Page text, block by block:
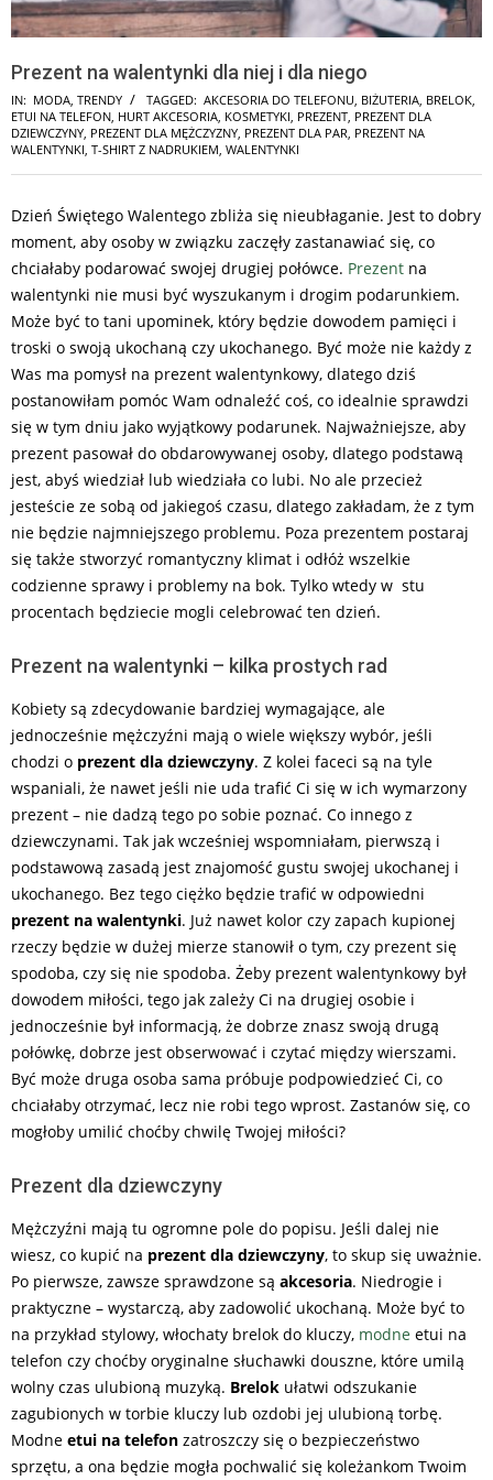
Prezent na walentynki dla niej i dla niego
IN: MODA TRENDY TAGGED: AKCESORIA DO TELEFONU BIŻUTERIA BRELOK
ETUI NA TELEFON HURT AKCESORIA KOSMETYKI PREZENT PREZENT DLA
DZIEWCZYNY PREZENT DLA MĘŻCZYZNY PREZENT DLA PAR PREZENT NA
WALENTYNKI T-SHIRT Z NADRUKIEM WALENTYNKI
Dzień Świętego Walentego zbliża się nieubłaganie. Jest to dobry
moment, aby osoby w związku zaczęły zastanawiać się, co
chciałaby podarować swojej drugiej połówce. Prezent na
walentynki nie musi być wyszukanym i drogim podarunkiem.
Może być to tani upominek, który będzie dowodem pamięci i
troski o swoją ukochaną czy ukochanego. Być może nie każdy z
Was ma pomysł na prezent walentynkowy, dlatego dziś
postanowiłam pomóc Wam odnaleźć coś, co idealnie sprawdzi
się w tym dniu jako wyjątkowy podarunek. Najważniejsze, aby
prezent pasował do obdarowywanej osoby, dlatego podstawą
jest, abyś wiedział lub wiedziała co lubi. No ale przecież
jesteście ze sobą od jakiegoś czasu, dlatego zakładam, że z tym
nie będzie najmniejszego problemu. Poza prezentem postaraj
się także stworzyć romantyczny klimat i odłóż wszelkie
codzienne sprawy i problemy na bok. Tylko wtedy w stu
procentach będziecie mogli celebrować ten dzień.
Prezent na walentynki – kilka prostych rad
Kobiety są zdecydowanie bardziej wymagające, ale
jednocześnie mężczyźni mają o wiele większy wybór, jeśli
chodzi o prezent dla dziewczyny. Z kolei faceci są na tyle
wspaniali, że nawet jeśli nie uda trafić Ci się w ich wymarzony
prezent – nie dadzą tego po sobie poznać. Co innego z
dziewczynami. Tak jak wcześniej wspomniałam, pierwszą i
podstawową zasadą jest znajomość gustu swojej ukochanej i
ukochanego. Bez tego ciężko będzie trafić w odpowiedni
prezent na walentynki. Już nawet kolor czy zapach kupionej
rzeczy będzie w dużej mierze stanowił o tym, czy prezent się
spodoba, czy się nie spodoba. Żeby prezent walentynkowy był
dowodem miłości, tego jak zależy Ci na drugiej osobie i
jednocześnie był informacją, że dobrze znasz swoją drugą
połówkę, dobrze jest obserwować i czytać między wierszami.
Być może druga osoba sama próbuje podpowiedzieć Ci, co
chciałaby otrzymać, lecz nie robi tego wprost. Zastanów się, co
mogłoby umilić choćby chwilę Twojej miłości?
Prezent dla dziewczyny
Mężczyźni mają tu ogromne pole do popisu. Jeśli dalej nie
wiesz, co kupić na prezent dla dziewczyny, to skup się uważnie.
Po pierwsze, zawsze sprawdzone są akcesoria. Niedrogie i
praktyczne – wystarczą, aby zadowolić ukochaną. Może być to
na przykład stylowy, włochaty brelok do kluczy, modne etui na
telefon czy choćby oryginalne słuchawki douszne, które umilą
wolny czas ulubioną muzyką. Brelok ułatwi odszukanie
zagubionych w torbie kluczy lub ozdobi jej ulubioną torbę.
Modne etui na telefon zatroszczy się o bezpieczeństwo
sprzętu, a ona będzie mogła pochwalić się koleżankom Twoim